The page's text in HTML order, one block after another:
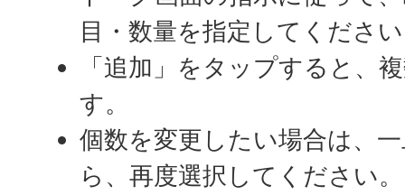
目・数量を指定してくださ
「追加」をタップすると、
す。
個数を変更したい場合は、
ら、再度選択してください。